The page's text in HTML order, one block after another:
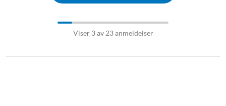
Viser 3 av 23 anmeldelser